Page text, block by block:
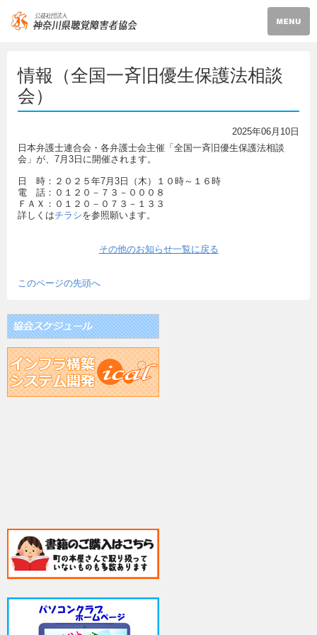
情報（全国一斉旧優生保護法相談
会）
2025年06月10日
日本弁護士連合会・各弁護士会主催「全国一斉旧優生保護法相談
会」が、7月3日に開催されます。
日 時：２０２５年7月3日（木）１０時～１６時
電 話：０１２０－７３－０００８
ＦＡＸ：０１２０－０７３－１３３
詳しくはチラシを参照願います。
その他のお知らせ一覧に戻る
このページの先頭へ